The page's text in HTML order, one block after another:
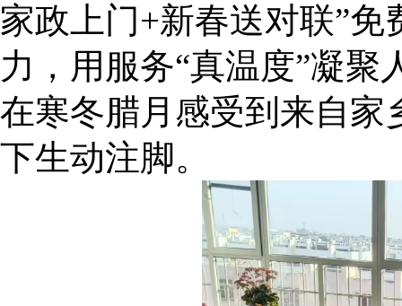
家政上门+新春送对联”免
力，用服务“真温度”凝聚
在寒冬腊月感受到来自家
下生动注脚。